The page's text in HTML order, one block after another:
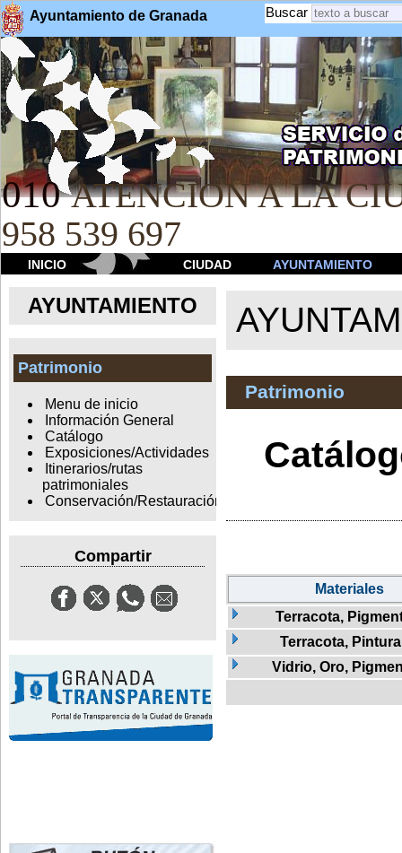
Ayuntamiento de Granada Buscar
010 ATENCION A LA
958 539 697
INICIO CIUDAD AYUNTAMIENTO
AYUNTAMIENTO
Patrimonio
Menu de inicio
Información General
Catálogo
Exposiciones/Actividades
Itinerarios/rutas
patrimoniales
Conservación/Restauración
Compartir
Patrimonio
Materiales
Terracota,
Terracota, Pintura
Vidrio, Oro,